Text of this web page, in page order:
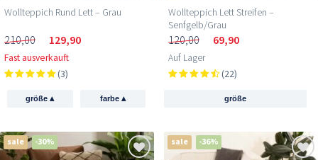
Wollteppich Rund Lett – Grau
210,00 129,90
Fast ausverkauft
(3)
größe▴ farbe ▴
Wollteppich Lett Streifen –
Senfgelb/Grau
120,00 69,90
Auf Lager
(22)
größe
sale -30% sale -36%